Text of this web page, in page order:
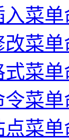
入菜单
改菜单
式菜单
令菜单
点菜单